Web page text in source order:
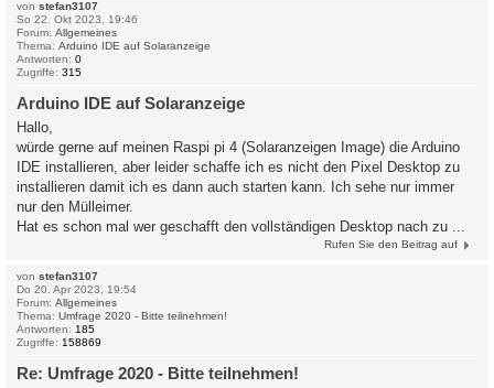
von stefan3107
So 22. Okt 2023, 19:46
Forum: Allgemeines
Thema: Arduino IDE auf Solaranzeige
Antworten: 0
Zugriffe: 315
Arduino IDE auf Solaranzeige
Hallo,
würde gerne auf meinen Raspi pi 4 (Solaranzeigen Image) die Arduino
IDE installieren, aber leider schaffe ich es nicht den Pixel Desktop zu
installieren damit ich es dann auch starten kann. Ich sehe nur immer
nur den Mülleimer.
Hat es schon mal wer geschafft den vollständigen Desktop nach zu ...
Rufen Sie den Beitrag auf
von stefan3107
Do 20. Apr 2023, 19:54
Forum: Allgemeines
Thema: Umfrage 2020 - Bitte teilnehmen!
Antworten: 185
Zugriffe: 158869
Re: Umfrage 2020 - Bitte teilnehmen!